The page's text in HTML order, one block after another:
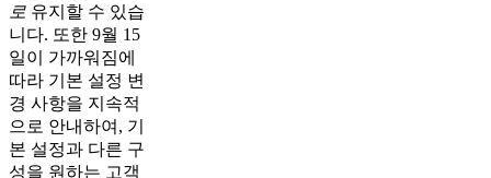
로 유지할 수 있습
니다. 또한 9월 15
일이 가까워짐에
따라 기본 설정 변
경 사항을 지속적
으로 안내하여, 기
본 설정과 다른 구
성을 원하는 고객